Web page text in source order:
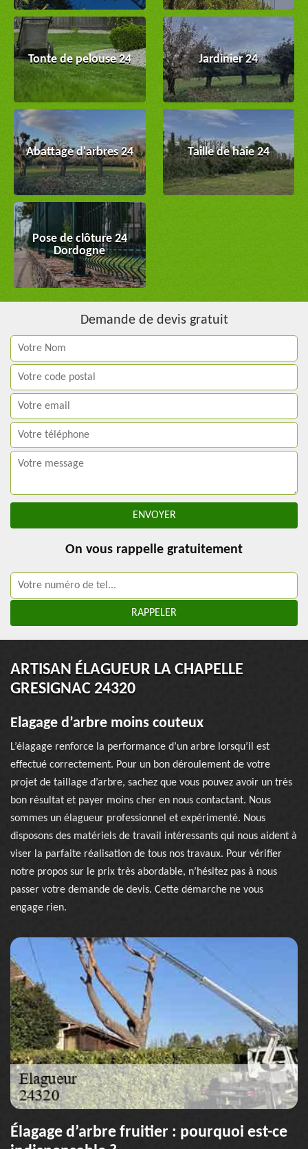
Tonte de pelouse 24 Jardinier 24
Abattage d'arbres 24 Taille de haie 24
Pose de clôture 24
Dordogne
Demande de devis gratuit
On vous rappelle gratuitement
ARTISAN ÉLAGUEUR LA CHAPELLE
GRESIGNAC 24320
Elagage d’arbre moins couteux
L’élagage renforce la performance d’un arbre lorsqu’il est
effectué correctement. Pour un bon déroulement de votre
projet de taillage d’arbre, sachez que vous pouvez avoir un très
bon résultat et payer moins cher en nous contactant. Nous
sommes un élagueur professionnel et expérimenté. Nous
disposons des matériels de travail intéressants qui nous aident à
viser la parfaite réalisation de tous nos travaux. Pour vérifier
notre propos sur le prix très abordable, n’hésitez pas à nous
passer votre demande de devis. Cette démarche ne vous
engage rien.
Élagage d’arbre fruitier : pourquoi est-ce